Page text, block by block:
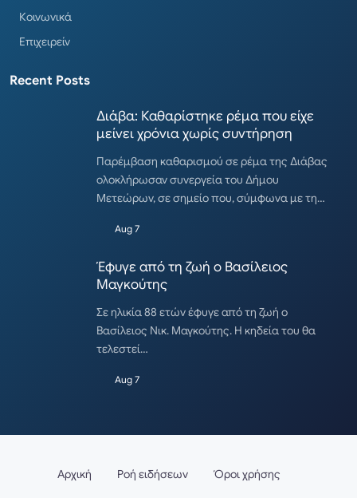
Κοινωνικά
Επιχειρείν
Recent Posts
Διάβα: Καθαρίστηκε ρέμα που είχε
μείνει χρόνια χωρίς συντήρηση
Παρέμβαση καθαρισμού σε ρέμα της Διάβας
ολοκλήρωσαν συνεργεία του Δήμου
Μετεώρων, σε σημείο που, σύμφωνα με τη…
Aug 7
Έφυγε από τη ζωή ο Βασίλειος
Μαγκούτης
Σε ηλικία 88 ετών έφυγε από τη ζωή ο
Βασίλειος Νικ. Μαγκούτης. Η κηδεία του θα
τελεστεί…
Aug 7
Αρχική Ροή ειδήσεων Όροι χρήσης